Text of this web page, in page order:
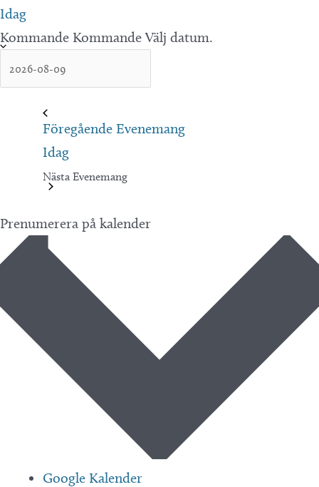
Idag
Kommande Kommande Välj datum.
Föregående Evenemang
Idag
Nästa Evenemang
Prenumerera på kalender
Google Kalender